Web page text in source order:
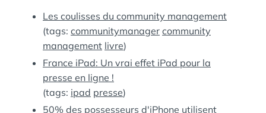
Les coulisses du community management
(tags: communitymanager community
management livre)
France iPad: Un vrai effet iPad pour la
presse en ligne !
(tags: ipad presse)
50% des possesseurs d'iPhone utilisent